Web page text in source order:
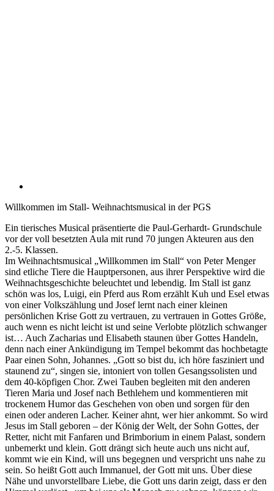
Willkommen im Stall- Weihnachtsmusical in der PGS
Ein tierisches Musical präsentierte die Paul-Gerhardt- Grundschule
vor der voll besetzten Aula mit rund 70 jungen Akteuren aus den
2.-5. Klassen.
Im Weihnachtsmusical „Willkommen im Stall“ von Peter Menger
sind etliche Tiere die Hauptpersonen, aus ihrer Perspektive wird die
Weihnachtsgeschichte beleuchtet und lebendig. Im Stall ist ganz
schön was los, Luigi, ein Pferd aus Rom erzählt Kuh und Esel etwas
von einer Volkszählung und Josef lernt nach einer kleinen
persönlichen Krise Gott zu vertrauen, zu vertrauen in Gottes Größe,
auch wenn es nicht leicht ist und seine Verlobte plötzlich schwanger
ist… Auch Zacharias und Elisabeth staunen über Gottes Handeln,
denn nach einer Ankündigung im Tempel bekommt das hochbetagte
Paar einen Sohn, Johannes. „Gott so bist du, ich höre fasziniert und
staunend zu“, singen sie, intoniert von tollen Gesangssolisten und
dem 40-köpfigen Chor. Zwei Tauben begleiten mit den anderen
Tieren Maria und Josef nach Bethlehem und kommentieren mit
trockenem Humor das Geschehen von oben und sorgen für den
einen oder anderen Lacher. Keiner ahnt, wer hier ankommt. So wird
Jesus im Stall geboren – der König der Welt, der Sohn Gottes, der
Retter, nicht mit Fanfaren und Brimborium in einem Palast, sondern
unbemerkt und klein. Gott drängt sich heute auch uns nicht auf,
kommt wie ein Kind, will uns begegnen und verspricht uns nahe zu
sein. So heißt Gott auch Immanuel, der Gott mit uns. Über diese
Nähe und unvorstellbare Liebe, die Gott uns darin zeigt, dass er den